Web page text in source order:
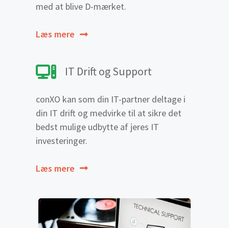
med at blive D-mærket.
Læs mere
IT Drift og Support
conXO kan som din IT-partner deltage i
din IT drift og medvirke til at sikre det
bedst mulige udbytte af jeres IT
investeringer.
Læs mere